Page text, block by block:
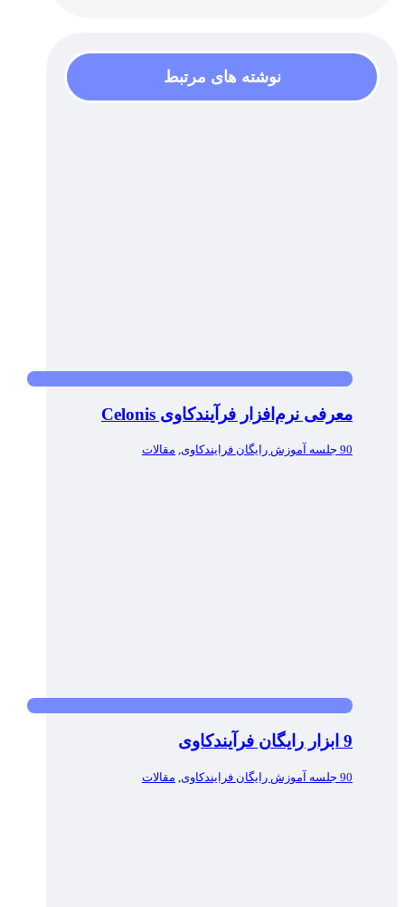
نوشته های مرتبط
معرفی نرم‌افزار فرآیندکاوی Celonis
90 جلسه آموزش رایگان فرایندکاوی , مقالات
9 ابزار رایگان فرآیندکاوی
90 جلسه آموزش رایگان فرایندکاوی مقالات